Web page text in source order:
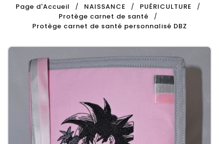
Page d'Accueil NAISSANCE
PUÉRICULTURE
Protège carnet de santé
Protège carnet de santé personnalisé DBZ